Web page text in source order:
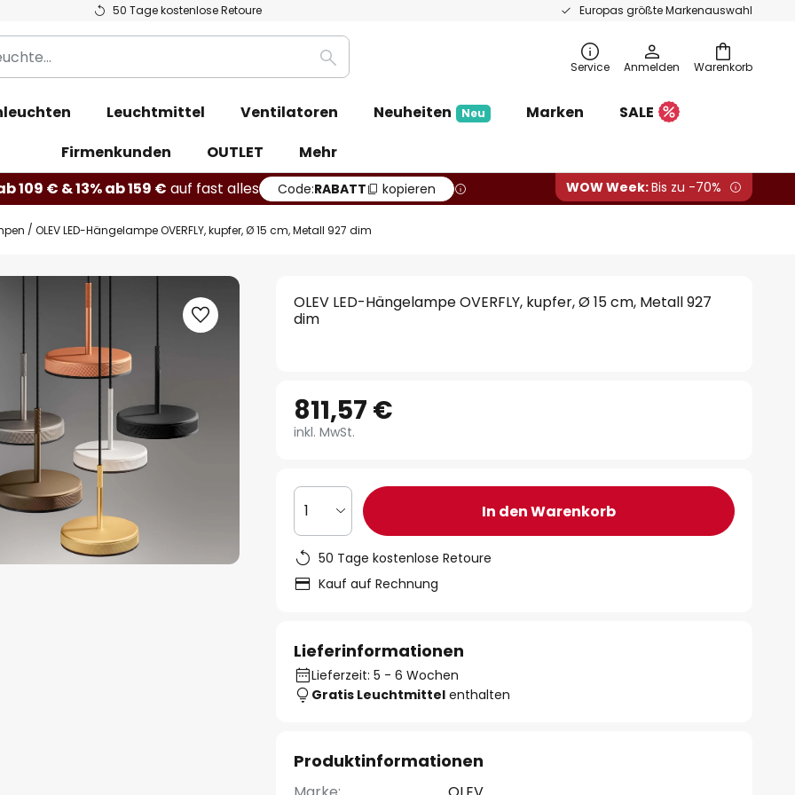
50 Tage kostenlose Retoure Europas größte Markenauswahl
Warenkorb
Suche Service Anmelden
Leuchtmittel Ventilatoren Neuheiten Neu Marken
SALE
Firmenkunden
OUTLET
Mehr
109 € & 13% ab 159 € auf fast alles Code:RABATT kopieren WOW Week:Bis zu -70%
OLEV LED-Hängelampe OVERFLY, kupfer, Ø 15 cm, Metall 927 dim
OLEV LED-Hängelampe OVERFLY, kupfer, Ø 15 cm, Metall 927
dim
811,57 €
inkl. MwSt.
1 In den Warenkorb
50 Tage kostenlose Retoure
Kauf auf Rechnung
Lieferinformationen
Lieferzeit: 5 - 6 Wochen
Gratis Leuchtmittel enthalten
Produktinformationen